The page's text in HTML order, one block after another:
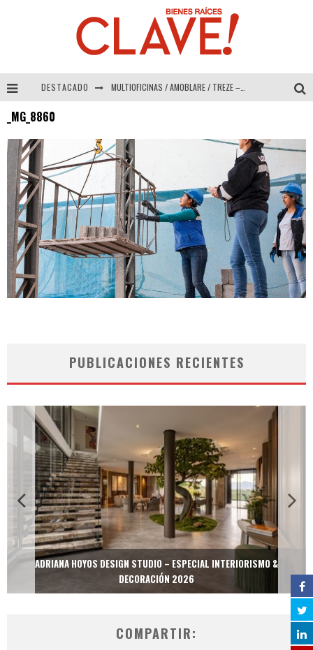
DESTACADO MULTIOFICINAS / AMOBLARE / TREZE – Especial Interiorismo & Decoración 2026
COLINEAL – Especial Interiorismo & Decoración 2026
_MG_8860
PUBLICACIONES RECIENTES
ADRIANA HOYOS DESIGN STUDIO – ESPECIAL INTERIORISMO &
DECORACIÓN 2026
COMPARTIR: